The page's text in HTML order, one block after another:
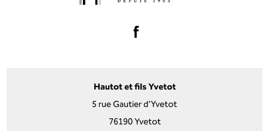
Hautot et fils Yvetot
5 rue Gautier d'Yvetot
76190 Yvetot